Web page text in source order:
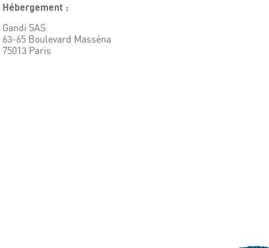
Hébergement :
Gandi SAS
63-65 Boulevard Masséna
75013 Paris